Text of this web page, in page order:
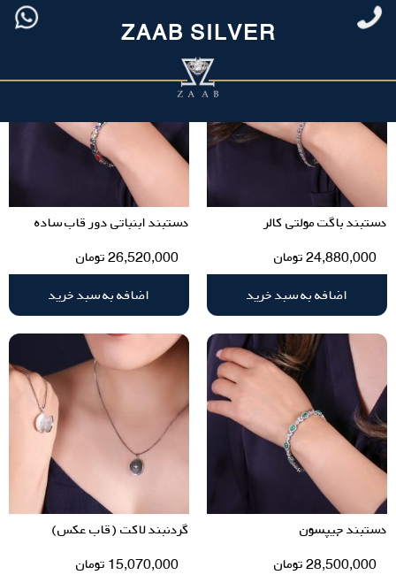
ZAAB SILVER
دستبند باگت مولتی کالر
24,880,000تومان
اضافه به سبد خرید
دستبند ابنباتی دور قاب ساده
26,520,000تومان
اضافه به سبد خرید
دستبند جیپسون
28,500,000تومان
گردنبند لاکت (قاب عکس)
15,070,000 تومان